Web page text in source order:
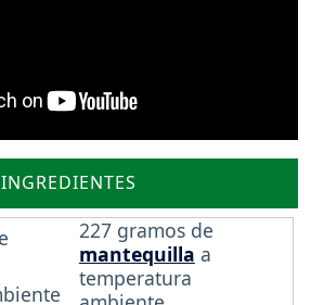
INGREDIENTES
227 gramos de
mantequilla a
temperatura